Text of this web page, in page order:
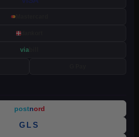
via
postnord
GLS